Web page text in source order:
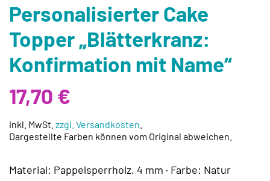
Personalisierter Cake
Topper „Blätterkranz:
Konfirmation mit Name“
17,70 €
inkl. MwSt. zzgl. Versandkosten
Dargestellte Farben können vom Original abweichen.
Material: Pappelsperrholz, 4 mm · Farbe: Natur